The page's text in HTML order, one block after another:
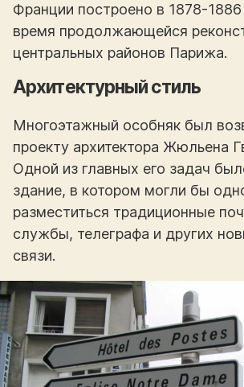
Франции построено в 1878-1886
время продолжающейся
центральных районов Парижа.
Архитектурный стиль
Многоэтажный особняк был
проекту архитектора Жюльена
Одной из главных его задач
здание, в котором могли бы
разместиться традиционные
службы, телеграфа и других
связи.